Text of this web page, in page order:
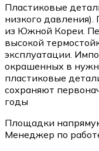
Пластиковые
низкого
из Южной Кореи.
высокой
эксплуатации.
окрашенных в
пластиковые
сохраняют
годы
Площадки
Менеджер по